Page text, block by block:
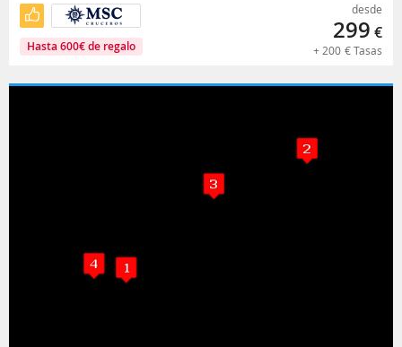
Hasta 600€de regalo
desde
299 €
+200 €Tasas